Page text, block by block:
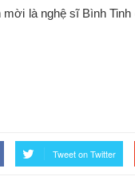
là nghệ sĩ Bình
Tweet on Twitter